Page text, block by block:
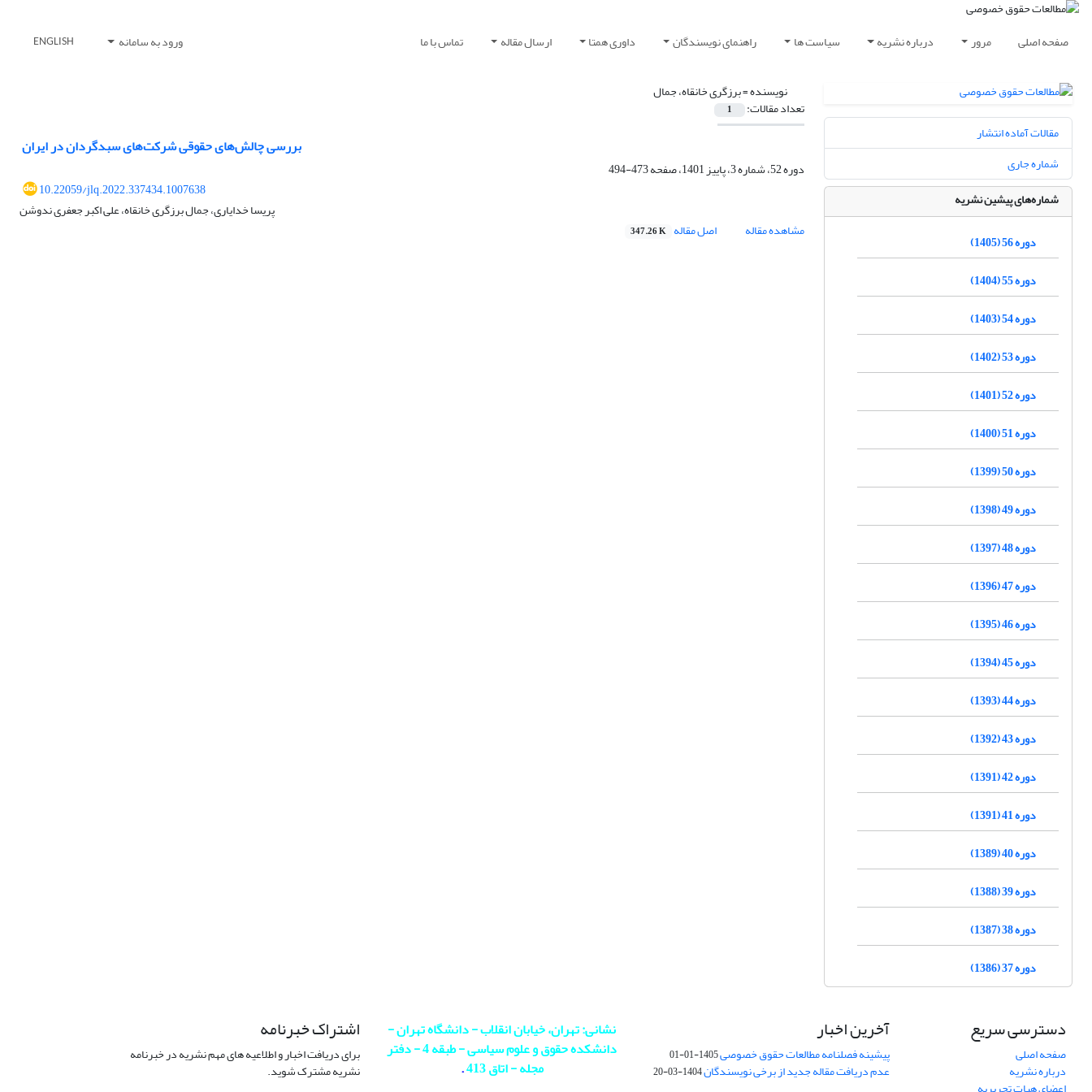
صفحه اصلی مرور درباره نشریه سیاست ها راهنمای نویسندگان داوری همتا ارسال مقاله تماس با ما ورود به سامانه ENGLISH
نویسنده =برزگری خانقاه، جمال
تعداد مقالات: 1
‎ ‎بررسی چالش‌های حقوقی شرکت‌های سبدگردان در ایران
دوره 52، شماره 3، پاییز 1401، صفحه
473-494
10.22059/jlq.2022.337434.1007638
پریسا خدایاری، جمال برزگری خانقاه، علی اکبر جعفری ندوشن
مشاهده مقاله
اصل مقاله 347.26 K
مقالات آماده انتشار
شماره جاری
شماره‌های پیشین نشریه
دوره 56 (1405)
دوره 55 (1404)
دوره 54 (1403)
دوره 53 (1402)
دوره 52 (1401)
دوره 51 (1400)
دوره 50 (1399)
دوره 49 (1398)
دوره 48 (1397)
دوره 47 (1396)
دوره 46 (1395)
دوره 45 (1394)
دوره 44 (1393)
دوره 43 (1392)
دوره 42 (1391)
دوره 41 (1391)
دوره 40 (1389)
دوره 39 (1388)
دوره 38 (1387)
دوره 37 (1386)
دسترسی سریع
صفحه اصلی
درباره نشریه
آخرین اخبار
پیشینه فصلنامه مطالعات حقوق خصوصی1405-01-01
عدم دریافت مقاله جدید از برخی نویسندگان1404-03-20
نشانی: تهران، خیابان انقلاب - دانشگاه تهران -
دانشکده حقوق و علوم سیاسی - طبقه 4 - دفتر
مجله - اتاق 413
.
اشتراک خبرنامه
برای دریافت اخبار و اطلاعیه های مهم نشریه در خبرنامه
نشریه مشترک شوید.